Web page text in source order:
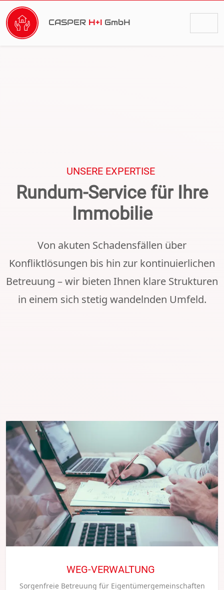
CASPER H+I GmbH
UNSERE EXPERTISE
Rundum-Service für Ihre
Immobilie
Von akuten Schadensfällen über
Konfliktlösungen bis hin zur kontinuierlichen
Betreuung – wir bieten Ihnen klare Strukturen
in einem sich stetig wandelnden Umfeld.
WEG-VERWALTUNG
Sorgenfreie Betreuung für Eigentümergemeinschaften